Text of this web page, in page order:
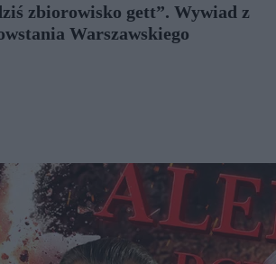
zbiorowisko gett”. Wywiad z
Warszawskiego